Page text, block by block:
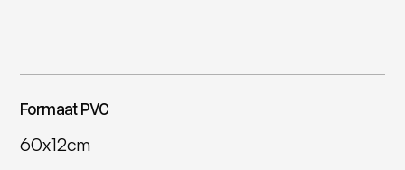
Formaat PVC
60x12cm